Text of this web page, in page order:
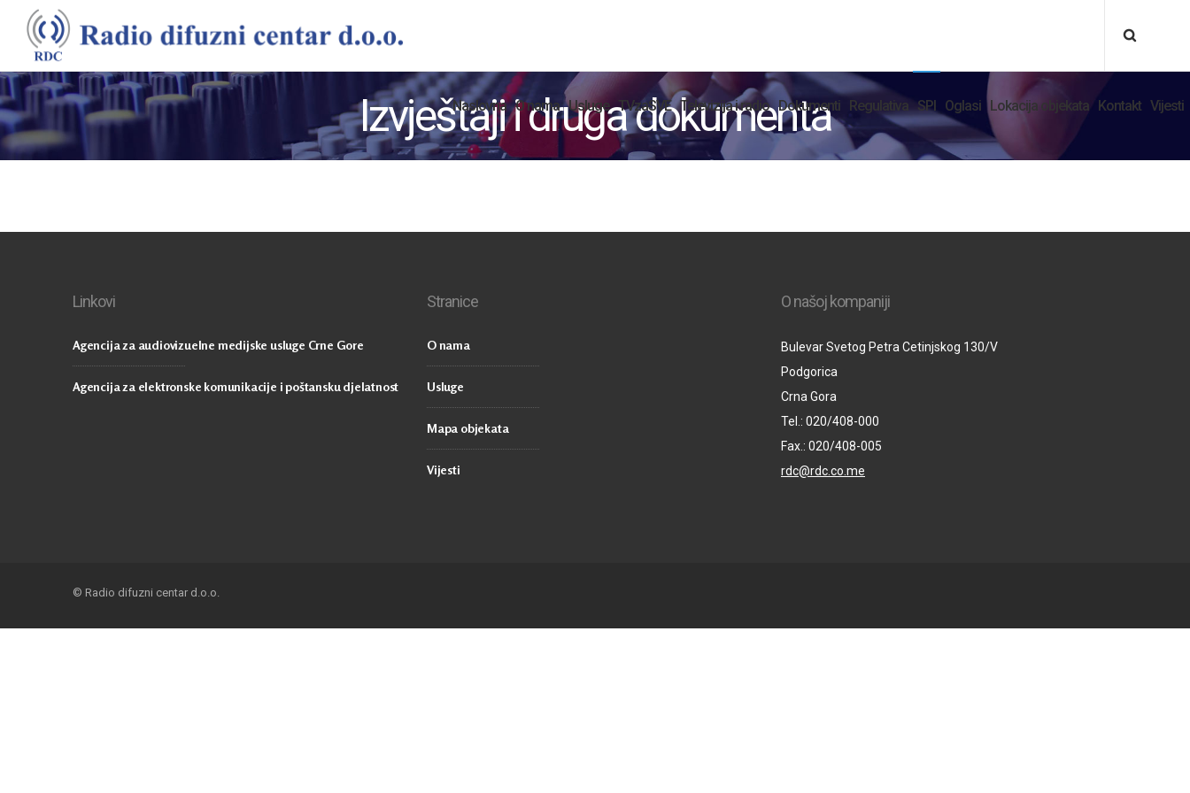
Naslovna O nama Usluge TVzaSVE Televizija i radio Dokumenti Regulativa SPI Oglasi Lokacija objekata Kontakt Vijesti
Izvještaji i druga dokumenta
Linkovi
Agencija za audiovizuelne medijske usluge Crne Gore
Agencija za elektronske komunikacije i poštansku djelatnost
Stranice
O nama
Usluge
Mapa objekata
Vijesti
O našoj kompaniji
Bulevar Svetog Petra Cetinjskog 130/V
Podgorica
Crna Gora
Tel.: 020/408-000
Fax.: 020/408-005
rdc@rdc.co.me
© Radio difuzni centar d.o.o.